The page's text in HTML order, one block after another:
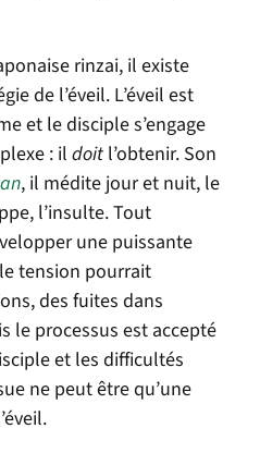
rinzai, il existe
de l’éveil. L’éveil est
et le disciple s’engage
: il doit l’obtenir. Son
, il médite jour et nuit, le
l’insulte. Tout
une puissante
tension pourrait
des fuites dans
le processus est accepté
et les difficultés
ne peut être qu’une